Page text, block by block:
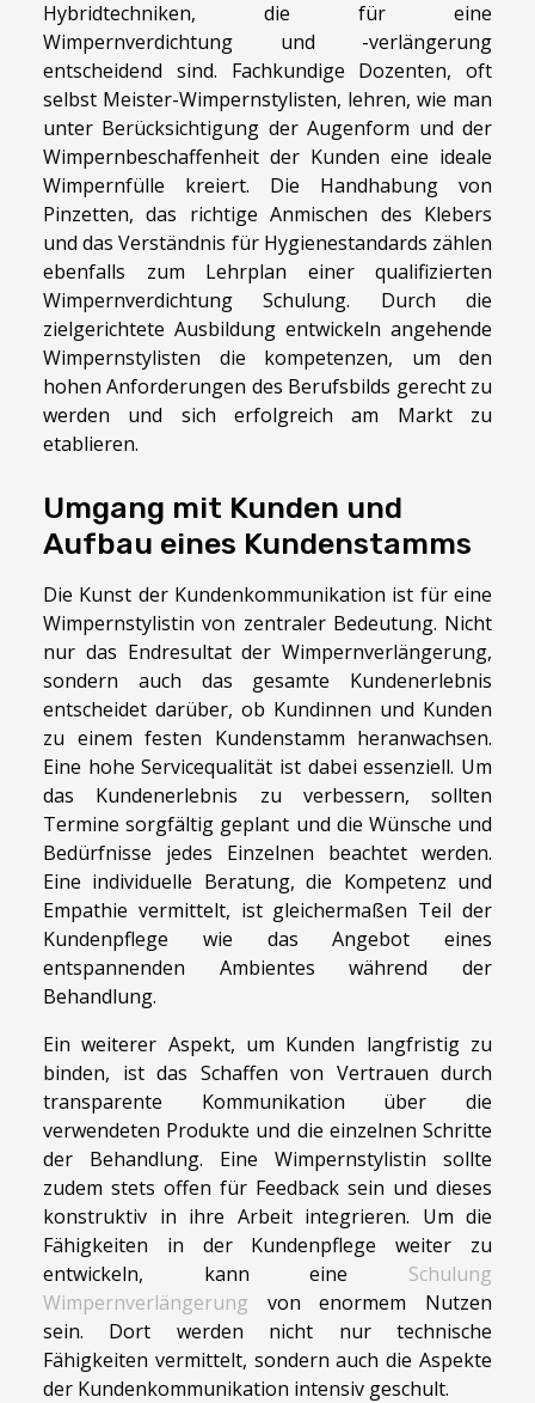
Hybridtechniken, die für eine
Wimpernverdichtung und -verlängerung
entscheidend sind. Fachkundige Dozenten, oft
selbst Meister-Wimpernstylisten, lehren, wie man
unter Berücksichtigung der Augenform und der
Wimpernbeschaffenheit der Kunden eine ideale
Wimpernfülle kreiert. Die Handhabung von
Pinzetten, das richtige Anmischen des Klebers
und das Verständnis für Hygienestandards zählen
ebenfalls zum Lehrplan einer qualifizierten
Wimpernverdichtung Schulung. Durch die
zielgerichtete Ausbildung entwickeln angehende
Wimpernstylisten die kompetenzen, um den
hohen Anforderungen des Berufsbilds gerecht zu
werden und sich erfolgreich am Markt zu
etablieren.
Umgang mit Kunden und
Aufbau eines Kundenstamms
Die Kunst der Kundenkommunikation ist für eine
Wimpernstylistin von zentraler Bedeutung. Nicht
nur das Endresultat der Wimpernverlängerung,
sondern auch das gesamte Kundenerlebnis
entscheidet darüber, ob Kundinnen und Kunden
zu einem festen Kundenstamm heranwachsen.
Eine hohe Servicequalität ist dabei essenziell. Um
das Kundenerlebnis zu verbessern, sollten
Termine sorgfältig geplant und die Wünsche und
Bedürfnisse jedes Einzelnen beachtet werden.
Eine individuelle Beratung, die Kompetenz und
Empathie vermittelt, ist gleichermaßen Teil der
Kundenpflege wie das Angebot eines
entspannenden Ambientes während der
Behandlung.
Ein weiterer Aspekt, um Kunden langfristig zu
binden, ist das Schaffen von Vertrauen durch
transparente Kommunikation über die
verwendeten Produkte und die einzelnen Schritte
der Behandlung. Eine Wimpernstylistin sollte
zudem stets offen für Feedback sein und dieses
konstruktiv in ihre Arbeit integrieren. Um die
Fähigkeiten in der Kundenpflege weiter zu
entwickeln, kann eine Schulung
Wimpernverlängerung von enormem Nutzen
sein. Dort werden nicht nur technische
Fähigkeiten vermittelt, sondern auch die Aspekte
der Kundenkommunikation intensiv geschult.